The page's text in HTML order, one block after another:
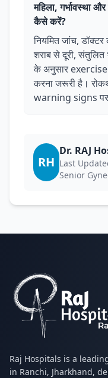
महिला, गर्भावस्था
कैसे करें?
नियमित जांच, डॉक्टर
शराब से दूरी, संतुलित
के अनुसार exercise
करना जरूरी है।
warning signs पर
RH
Dr. RAJ
Last
Senior
Raj Hospitals is a
in Ranchi, Jharkhand,